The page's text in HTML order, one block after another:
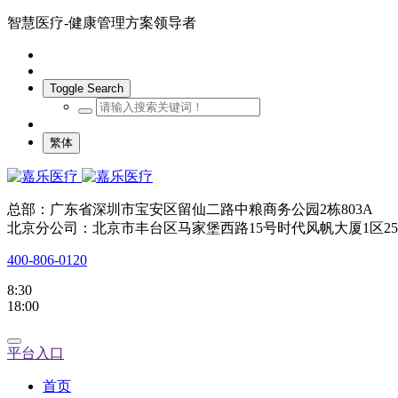
智慧医疗-健康管理方案领导者
Toggle Search
繁体
总部：广东省深圳市宝安区留仙二路中粮商务公园2栋803A
北京分公司：北京市丰台区马家堡西路15号时代风帆大厦1区
400-806-0120
8:30
18:00
平台入口
首页